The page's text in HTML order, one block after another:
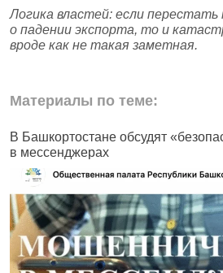
Логика властей: если
о падении экспорта, то и
вроде как не такая заметная.
Материалы по теме:
В Башкортостане обсудят
в мессенджерах